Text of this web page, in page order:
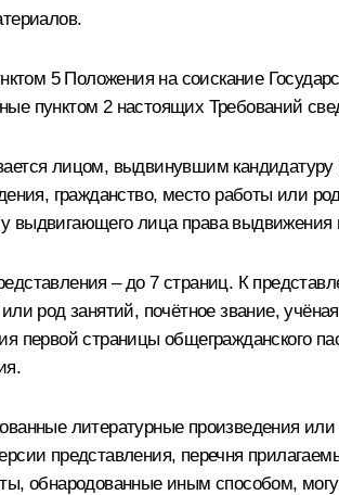
5 Положения на соискание
пунктом 2 настоящих Требований
лицом, выдвинувшим
гражданство, место работы или
выдвигающего лица права выдвижения
– до 7 страниц. К
род занятий, почётное звание,
первой страницы общегражданского
литературные произведения
представления, перечня
обнародованные иным способом,